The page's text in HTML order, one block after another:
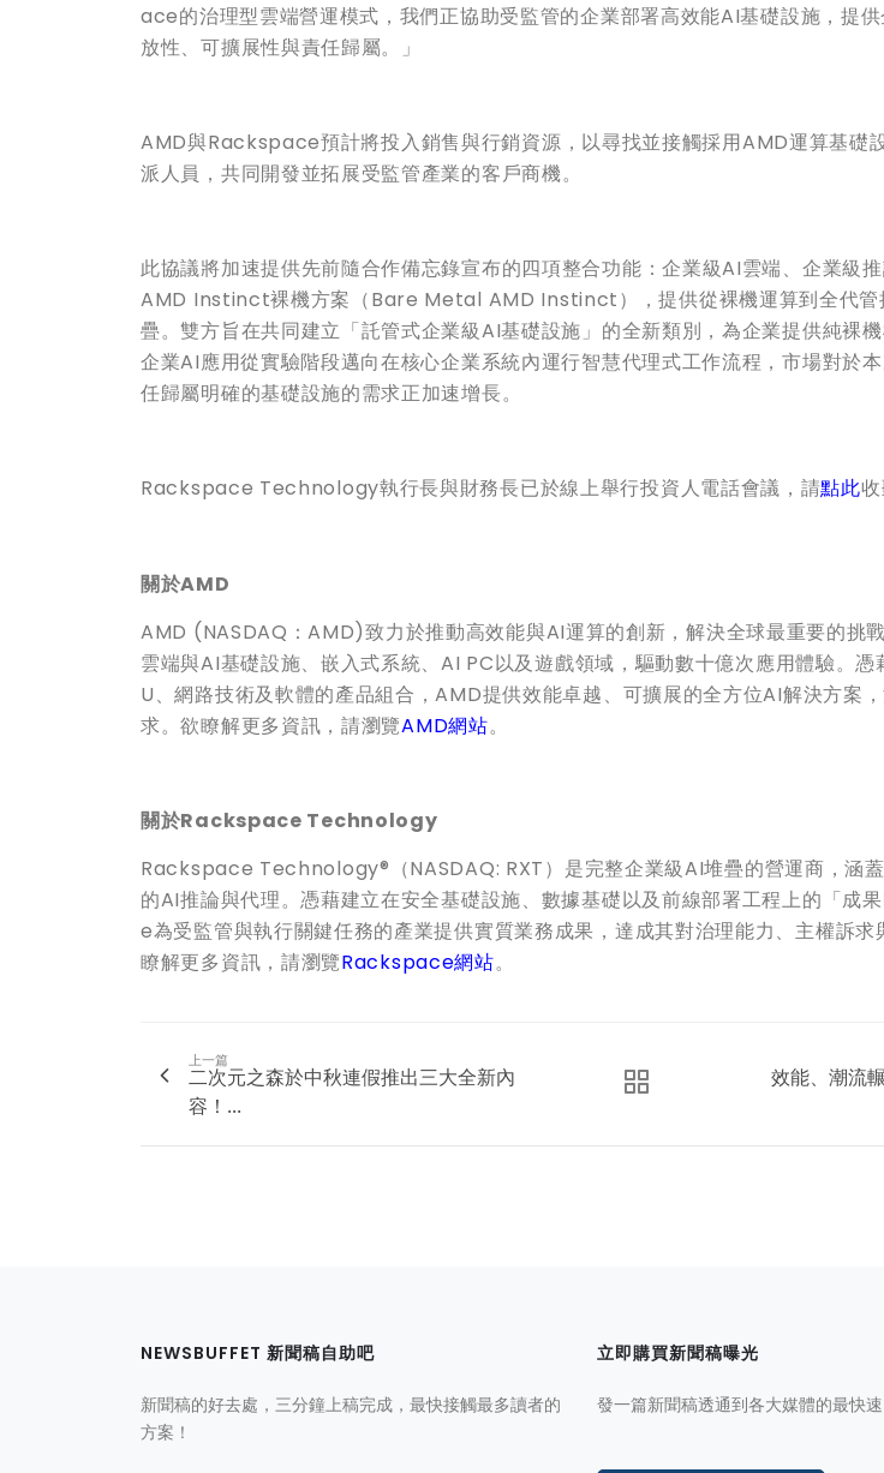
ace的治理型雲端營運模式，我們正協助受監管的企業部署高效能AI基礎設施，提
放性、可擴展性與責任歸屬。」
AMD與Rackspace預計將投入銷售與行銷資源，以尋找並接觸採用AMD運算基礎
派人員，共同開發並拓展受監管產業的客戶商機。
此協議將加速提供先前隨合作備忘錄宣布的四項整合功能：企業級AI雲端、企業級
AMD Instinct裸機方案（Bare Metal AMD Instinct），提供從裸機運算到全代管
疊。雙方旨在共同建立「託管式企業級AI基礎設施」的全新類別，為企業提供純裸
企業AI應用從實驗階段邁向在核心企業系統內運行智慧代理式工作流程，市場對於
任歸屬明確的基礎設施的需求正加速增長。
Rackspace Technology執行長與財務長已於線上舉行投資人電話會議，請點此收
關於AMD
AMD (NASDAQ：AMD)致力於推動高效能與AI運算的創新，解決全球最重要的挑
雲端與AI基礎設施、嵌入式系統、AI PC以及遊戲領域，驅動數十億次應用體驗。
U、網路技術及軟體的產品組合，AMD提供效能卓越、可擴展的全方位AI解決方案
求。欲瞭解更多資訊，請瀏覽AMD網站。
關於Rackspace Technology
Rackspace Technology®（NASDAQ: RXT）是完整企業級AI堆疊的營運商，涵
的AI推論與代理。憑藉建立在安全基礎設施、數據基礎以及前線部署工程上的「成
e為受監管與執行關鍵任務的產業提供實質業務成果，達成其對治理能力、主權訴
瞭解更多資訊，請瀏覽Rackspace網站。
上一篇
二次元之森於中秋連假推出三大全新內
容！...
效能、潮流
NEWSBUFFET 新聞稿自助吧
新聞稿的好去處，三分鐘上稿完成，最快接觸最多讀者的
方案！
立即購買新聞稿曝光
發一篇新聞稿透通到各大媒體的最快